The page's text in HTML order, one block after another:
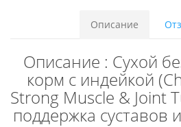
Описание
Описание : Сухой
корм с индейкой
Strong Muscle & Joint
поддержка